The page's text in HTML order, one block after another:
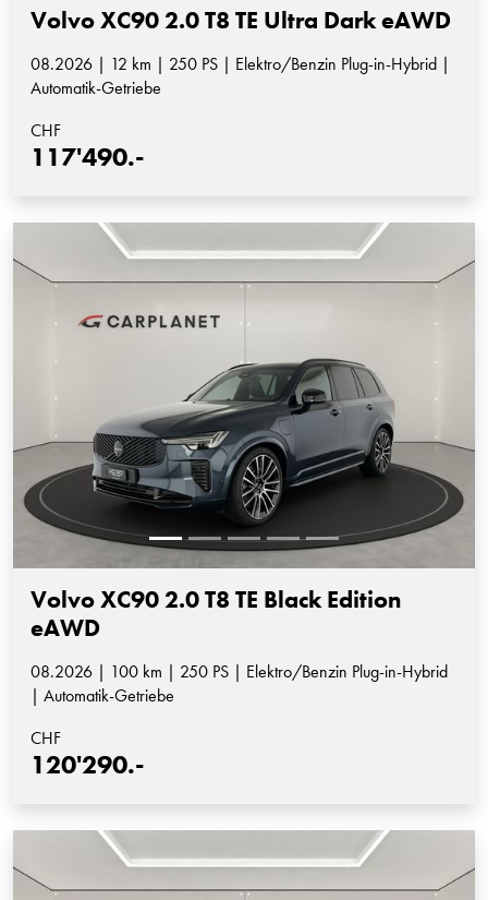
Volvo XC90 2.0 T8 TE Ultra Dark eAWD
08.2026 | 12 km | 250 PS | Elektro/Benzin Plug-in-Hybrid |
Automatik-Getriebe
CHF
117'490.-
Volvo XC90 2.0 T8 TE Black Edition
eAWD
08.2026 | 100 km | 250 PS | Elektro/Benzin Plug-in-Hybrid
| Automatik-Getriebe
CHF
120'290.-